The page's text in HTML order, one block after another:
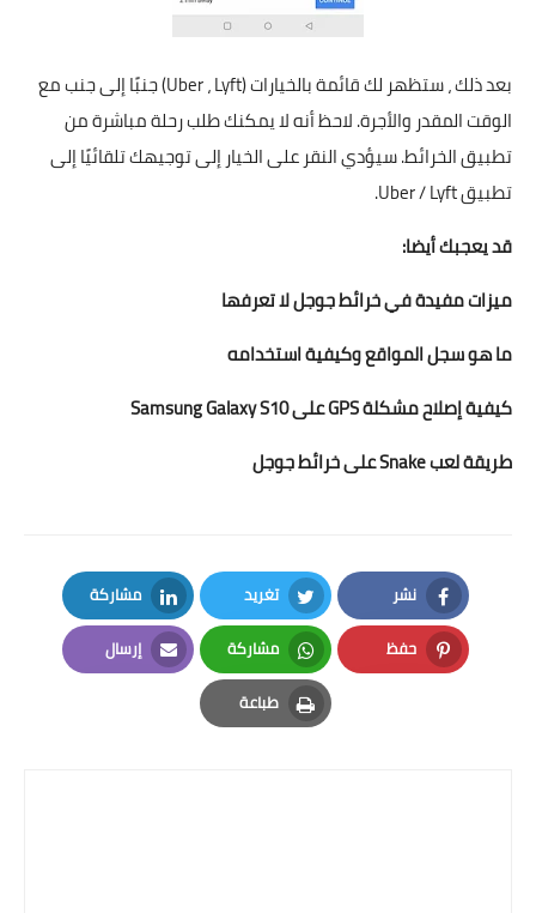
بعد ذلك ، ستظهر لك قائمة بالخيارات (Uber ، Lyft) جنبًا إلى جنب مع
الوقت المقدر والأجرة. لاحظ أنه لا يمكنك طلب رحلة مباشرة من
تطبيق الخرائط. سيؤدي النقر على الخيار إلى توجيهك تلقائيًا إلى
تطبيق Uber / Lyft.
قد يعجبك أيضا:
ميزات مفيدة في خرائط جوجل لا تعرفها
ما هو سجل المواقع وكيفية استخدامه
كيفية إصلاح مشكلة GPS على Samsung Galaxy S10
طريقة لعب Snake على خرائط جوجل
نشر
Facebook
تغريد
Twitter
مشاركة
LinkedIn
حفظ
Pinterest
مشاركة
Whatsapp
إرسال
Email
طباعة
Print